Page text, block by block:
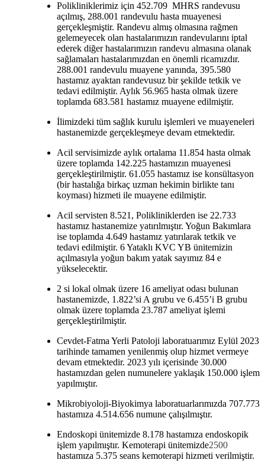
Polikliniklerimiz için 452.709 MHRS randevusu
açılmış, 288.001 randevulu hasta muayenesi
gerçekleşmiştir. Randevu almış olmasına rağmen
gelemeyecek olan hastalarımızın randevularını iptal
ederek diğer hastalarımızın randevu almasına olanak
sağlamaları hastalarımızdan en önemli ricamızdır.
288.001 randevulu muayene yanında, 395.580
hastamız ayaktan randevusuz bir şekilde tetkik ve
tedavi edilmiştir. Aylık 56.965 hasta olmak üzere
toplamda 683.581 hastamız muayene edilmiştir.
İlimizdeki tüm sağlık kurulu işlemleri ve muayeneleri
hastanemizde gerçekleşmeye devam etmektedir.
Acil servisimizde aylık ortalama 11.854 hasta olmak
üzere toplamda 142.225 hastamızın muayenesi
gerçekleştirilmiştir. 61.055 hastamız ise konsültasyon
(bir hastalığa birkaç uzman hekimin birlikte tanı
koyması) hizmeti ile muayene edilmiştir.
Acil servisten 8.521, Polikliniklerden ise 22.733
hastamız hastanemize yatırılmıştır. Yoğun Bakımlara
ise toplamda 4.649 hastamız yatırılarak tetkik ve
tedavi edilmiştir. 6 Yataklı KVC YB ünitemizin
açılmasıyla yoğun bakım yatak sayımız 84 e
yükselecektir.
2 si lokal olmak üzere 16 ameliyat odası bulunan
hastanemizde, 1.822’si A grubu ve 6.455’i B grubu
olmak üzere toplamda 23.787 ameliyat işlemi
gerçekleştirilmiştir.
Cevdet-Fatma Yerli Patoloji laboratuarımız Eylül 2023
tarihinde tamamen yenilenmiş olup hizmet vermeye
devam etmektedir. 2023 yılı içerisinde 30.000
hastamızdan gelen numunelere yaklaşık 150.000 işlem
yapılmıştır.
Mikrobiyoloji-Biyokimya laboratuarlarımızda 707.773
hastamıza 4.514.656 numune çalışılmıştır.
Endoskopi ünitemizde 8.178 hastamıza endoskopik
işlem yapılmıştır. Kemoterapi ünitemizde2500
hastamıza 5.375 seans kemoterapi hizmeti verilmiştir.